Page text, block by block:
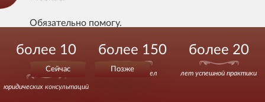
Смотрите также
Банкротство юридических лиц: суд
должен убедиться в ненарушении прав
Обязательно помогу.
Действуйте уверенно.
Сейчас Позже
более 10
000
юридических консультаций
более 150
выигранных дел
более 20
лет успешной практики